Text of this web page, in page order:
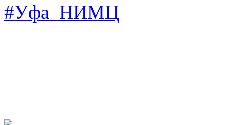
#Уфа_НИМЦ